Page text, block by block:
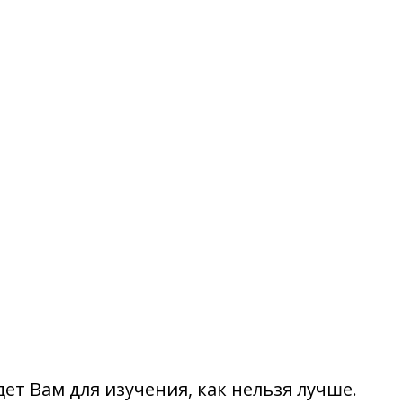
Вам для изучения, как нельзя лучше.